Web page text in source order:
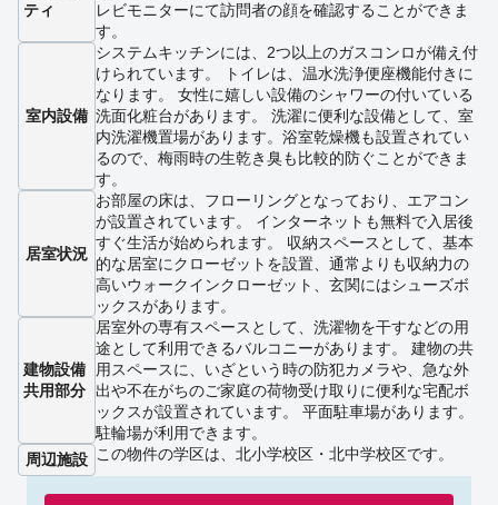
ティ
レビモニターにて訪問者の顔を確認することができま
す。
室内設備
システムキッチンには、2つ以上のガスコンロが備え付
けられています。 トイレは、温水洗浄便座機能付きに
なります。 女性に嬉しい設備のシャワーの付いている
洗面化粧台があります。 洗濯に便利な設備として、室
内洗濯機置場があります。浴室乾燥機も設置されてい
るので、梅雨時の生乾き臭も比較的防ぐことができま
す。
居室状況
お部屋の床は、フローリングとなっており、エアコン
が設置されています。 インターネットも無料で入居後
すぐ生活が始められます。 収納スペースとして、基本
的な居室にクローゼットを設置、通常よりも収納力の
高いウォークインクローゼット、玄関にはシューズボ
ックスがあります。
建物設備
共用部分
居室外の専有スペースとして、洗濯物を干すなどの用
途として利用できるバルコニーがあります。 建物の共
用スペースに、いざという時の防犯カメラや、急な外
出や不在がちのご家庭の荷物受け取りに便利な宅配ボ
ックスが設置されています。 平面駐車場があります。
駐輪場が利用できます。
周辺施設 この物件の学区は、北小学校区・北中学校区です。